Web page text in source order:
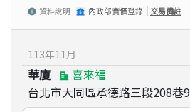
資料說明 內政部實價登錄 交易備註
113年11 月
華廈
喜來福
台北市大同區承德路三段208巷